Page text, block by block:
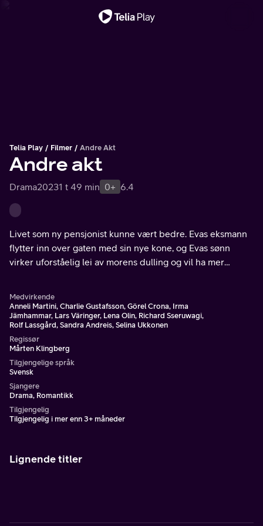
Telia Play Filmer Andre Akt
Andre akt
Drama20231 t 49 min 0+ 6.4
Livet som ny pensjonist kunne vært bedre. Evas eksmann
flytter inn over gaten med sin nye kone, og Evas sønn
virker uforståelig lei av morens dulling og vil ha mer
Medvirkende
Anneli Martini, Charlie Gustafsson, Görel Crona, Irma
Jämhammar, Lars Väringer, Lena Olin, Richard Sseruwagi,
Rolf Lassgård, Sandra Andreis, Selina Ukkonen
Regissør
Mårten Klingberg
Tilgjengelige språk
Svensk
Sjangere
Drama, Romantikk
Tilgjengelig
Tilgjengelig i mer enn 3+ måneder
Lignende titler